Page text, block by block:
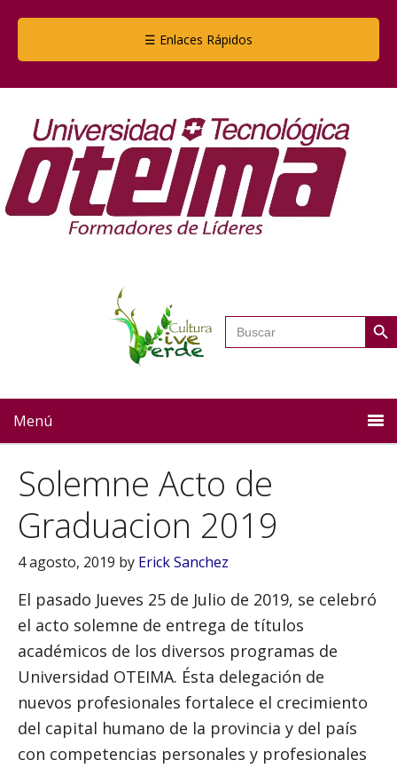
☰ Enlaces Rápidos
Buscar: Botón
Menú
Solemne Acto de
Graduacion 2019
4 agosto, 2019 by Erick Sanchez
El pasado Jueves 25 de Julio de 2019, se celebró
el acto solemne de entrega de títulos
académicos de los diversos programas de
Universidad OTEIMA. Ésta delegación de
nuevos profesionales fortalece el crecimiento
del capital humano de la provincia y del país
con competencias personales y profesionales